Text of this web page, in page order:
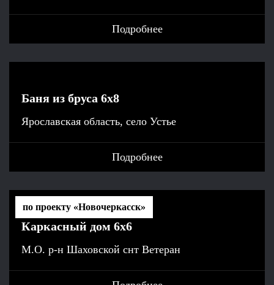
Подробнее
Баня из бруса 6x8
Ярославская область, село Устье
Подробнее
Каркасный дом 6x6
М.О. р-н Шаховской снт Ветеран
по проекту «Новочеркасск»